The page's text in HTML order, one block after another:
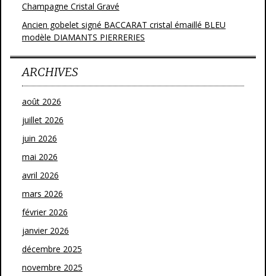
Champagne Cristal Gravé
Ancien gobelet signé BACCARAT cristal émaillé BLEU
modèle DIAMANTS PIERRERIES
ARCHIVES
août 2026
juillet 2026
juin 2026
mai 2026
avril 2026
mars 2026
février 2026
janvier 2026
décembre 2025
novembre 2025